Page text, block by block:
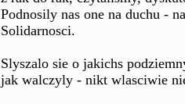
Podnosily nas one na duchu -
Solidarnosci.
Slyszalo sie o jakichs
jak walczyly - nikt wlasciwie